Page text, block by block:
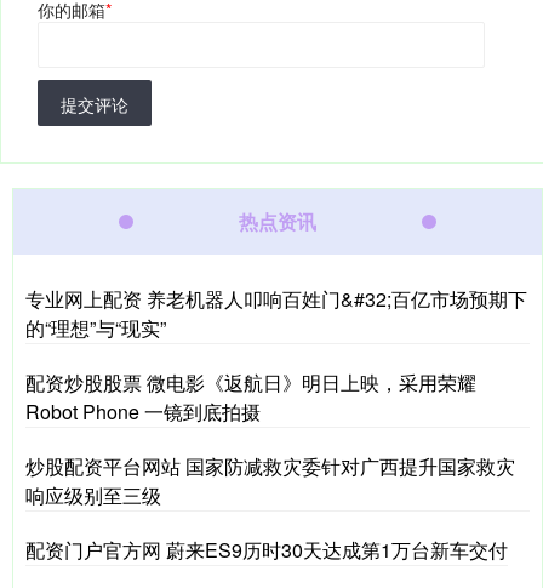
你的邮箱*
提交评论
热点资讯
专业网上配资 养老机器人叩响百姓门&#32;百亿市场预期下
的“理想”与“现实”
配资炒股股票 微电影《返航日》明日上映，采用荣耀
Robot Phone 一镜到底拍摄
炒股配资平台网站 国家防减救灾委针对广西提升国家救灾
响应级别至三级
配资门户官方网 蔚来ES9历时30天达成第1万台新车交付